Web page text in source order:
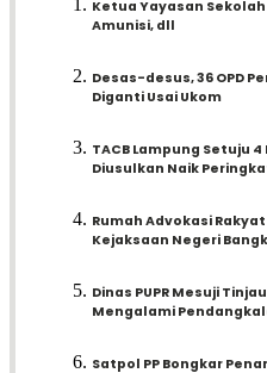
Ketua Yayasan
Amunisi, dll
Desas-desus, 36 OPD
Diganti Usai Ukom
TACB Lampung Setuju
Diusulkan Naik
Rumah Advokasi
Kejaksaan Negeri
Dinas PUPR Mesuji
Mengalami
Satpol PP Bongkar